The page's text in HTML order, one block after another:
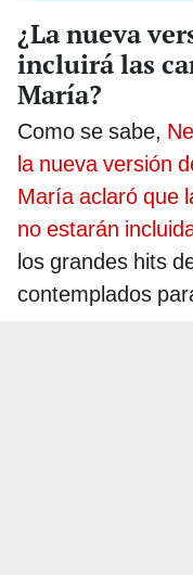
¿La nueva
incluirá las
María?
Como se sabe,
la nueva versión
María aclaró que
no estarán
los grandes hits
contemplados